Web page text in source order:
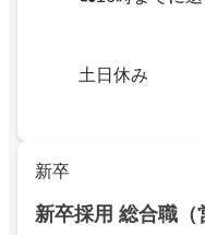
土日休み
新卒
新卒採用 総合職（